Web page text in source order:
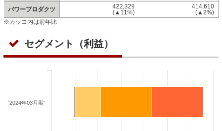
パワープロダクツ
422,329
(▲11%)
414,610
(▲2%)
※カッコ内は前年比
セグメント（利益）
'2024年03月期'